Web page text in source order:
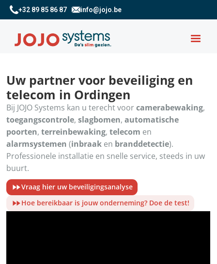
+32 89 85 86 87 info@jojo.be
Uw partner voor beveiliging en
telecom in Ordingen
Bij JOJO Systems kan u terecht voorcamerabewaking,
toegangscontrole,slagbomen,automatische
poorten,terreinbewaking,telecom en
alarmsystemen (inbraak en branddetectie).
Professionele installatie en snelle service, steeds in uw
buurt.
Vraag hier uw beveiligingsanalyse
Hoe bereikbaar is jouw onderneming? Doe de test!